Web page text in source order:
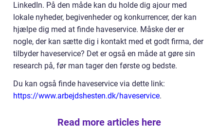
LinkedIn. På den måde kan du holde dig ajour med
lokale nyheder, begivenheder og konkurrencer, der kan
hjælpe dig med at finde haveservice. Måske der er
nogle, der kan sætte dig i kontakt med et godt firma, der
tilbyder haveservice? Det er også en måde at gøre sin
research på, før man tager den første og bedste.
Du kan også finde haveservice via dette link:
https://www.arbejdshesten.dk/haveservice.
Read more articles here